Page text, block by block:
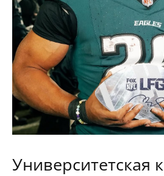
Университетская